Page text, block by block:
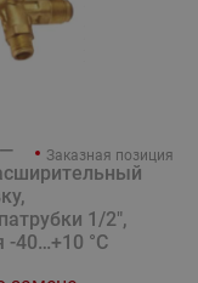
1/2",
-40…+10 °C
Заказная позиция